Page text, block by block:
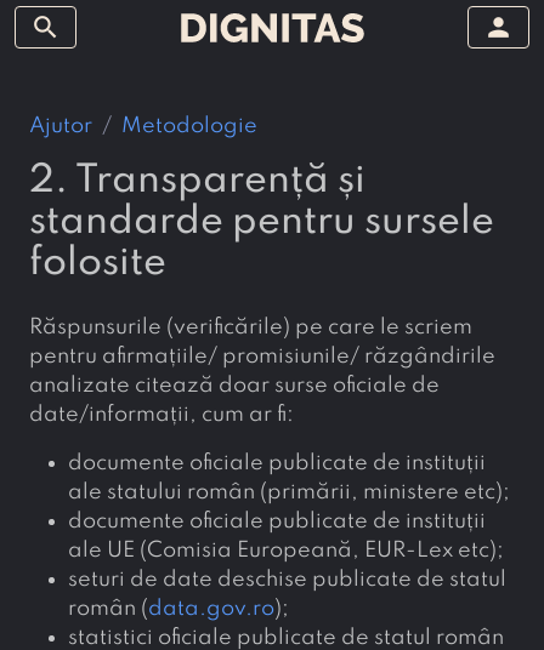
search person
Ajutor Metodologie
2. Transparență și
standarde pentru sursele
folosite
Răspunsurile (verificările) pe care le scriem
pentru afirmațiile/ promisiunile/ răzgândirile
analizate citează doar surse oficiale de
date/informații, cum ar fi:
documente oficiale publicate de instituții
ale statului român (primării, ministere etc);
documente oficiale publicate de instituții
ale UE (Comisia Europeană, EUR-Lex etc);
seturi de date deschise publicate de statul
român (data.gov.ro);
statistici oficiale publicate de statul român